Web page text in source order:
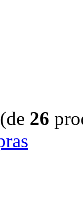
(de 26